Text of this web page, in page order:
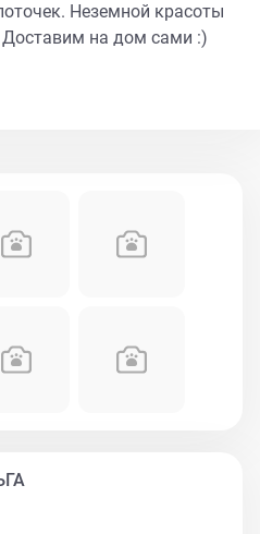
Неземной красоты
на дом сами :)